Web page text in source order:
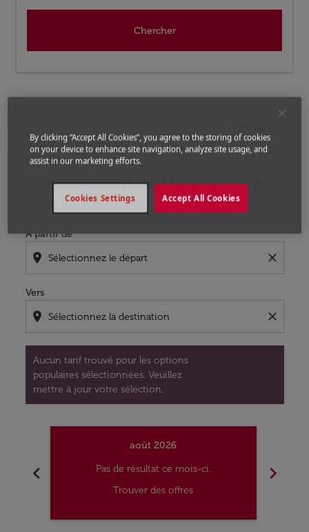
Chercher
Monrovia a Fort Lauderdale
Prochains Vols de Monrovia vers
Fort Lauderdale
À partir de
location_on close
Vers
location_on close
Aucun tarif trouvé pour les options
populaires sélectionnées. Veuillez
mettre à jour votre sélection.
Aucun tarif trouvé pour les options populaires
chevron_left
août 2026
Pas de résultat ce mois-ci.
Trouver des offres
chevron_right
By clicking “Accept All Cookies”, you agree to the storing of cookies
on your device to enhance site navigation, analyze site usage, and
assist in our marketing efforts.
Accept All Cookies
Cookies Settings